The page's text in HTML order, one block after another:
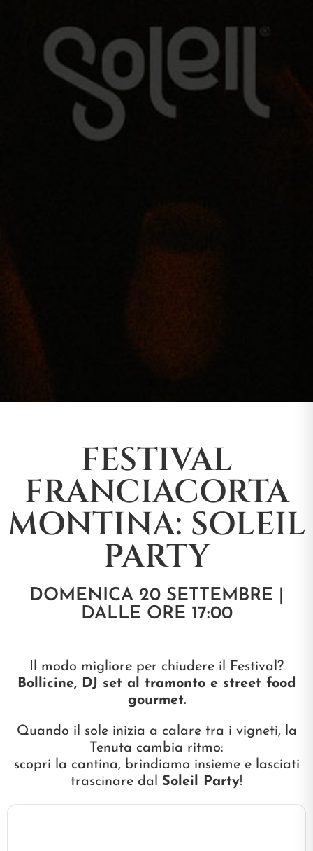
FESTIVAL
FRANCIACORTA
MONTINA: SOLEIL
PARTY
DOMENICA 20 SETTEMBRE |
DALLE ORE 17:00
Il modo migliore per chiudere il Festival?
Bollicine, DJ set al tramonto e street food
gourmet.
Quando il sole inizia a calare tra i vigneti, la
Tenuta cambia ritmo:
scopri la cantina, brindiamo insieme e lasciati
trascinare dal Soleil Party!